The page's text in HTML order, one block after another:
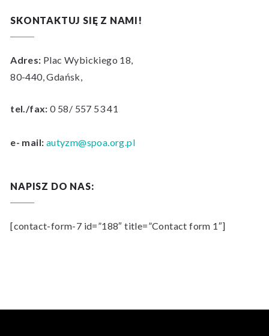
SKONTAKTUJ SIĘ Z NAMI!
Adres: Plac Wybickiego 18,
80-440, Gdańsk,
tel./fax: 0 58/ 557 53 41
e- mail: autyzm@spoa.org.pl
NAPISZ DO NAS:
[contact-form-7 id=”188″ title=”Contact form 1″]